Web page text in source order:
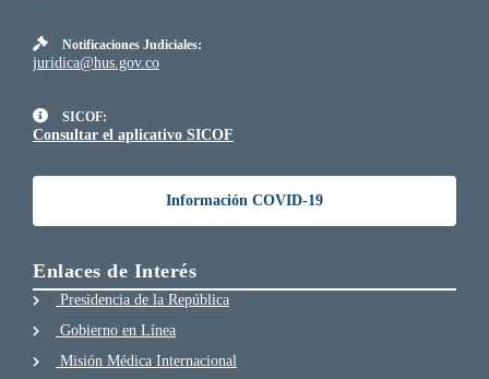
Notificaciones Judiciales:
juridica@hus.gov.co
SICOF:
Consultar el aplicativo SICOF
Información COVID-19
Enlaces de Interés
Presidencia de la República
Gobierno en Línea
Misión Médica Internacional